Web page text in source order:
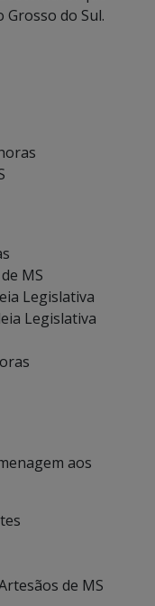
do Sul.
MS
Legislativa
Legislativa
aos
de MS